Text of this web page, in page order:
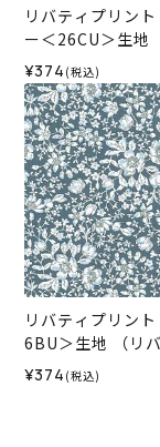
リバティプリン
ー＜26CU＞生地
ィ・ファブリック
SS
¥374 (税込)
リバティプリン
6BU＞生地 （リ
ァブリックス）
¥374 (税込)